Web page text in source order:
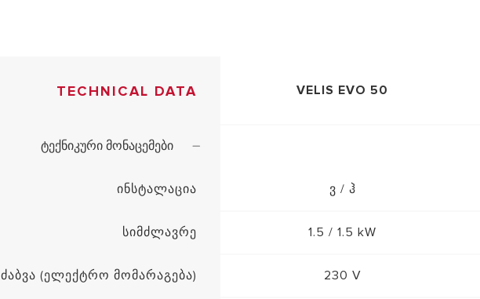
TECHNICAL DATA VELIS EVO 50
ტექნიკური მონაცემები
ინსტალაცია ვ / ჰ
სიმძლავრე 1.5 / 1.5 kW
ძაბვა (ელექტრო მომარაგება) 230 V